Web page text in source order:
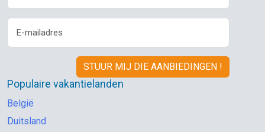
Kortom, voor die prijs heb ik veel betere ervaringen gehad.
Populaire vakantielanden
België
Duitsland